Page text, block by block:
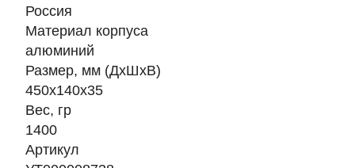
Россия
Материал корпуса
алюминий
Размер, мм (ДхШхВ)
450х140х35
Вес, гр
1400
Артикул